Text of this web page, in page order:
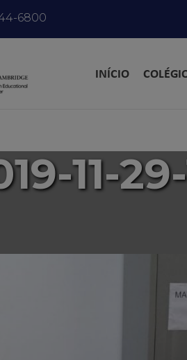
6800
INÍCIO
11-